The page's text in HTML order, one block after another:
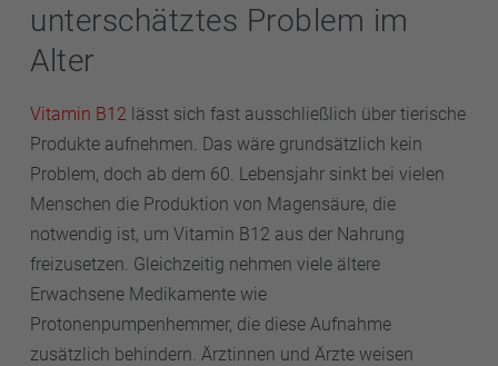
unterschätztes Problem im
Alter
Vitamin B12 lässt sich fast ausschließlich über tierische
Produkte aufnehmen. Das wäre grundsätzlich kein
Problem, doch ab dem 60. Lebensjahr sinkt bei vielen
Menschen die Produktion von Magensäure, die
notwendig ist, um Vitamin B12 aus der Nahrung
freizusetzen. Gleichzeitig nehmen viele ältere
Erwachsene Medikamente wie
Protonenpumpenhemmer, die diese Aufnahme
zusätzlich behindern. Ärztinnen und Ärzte weisen